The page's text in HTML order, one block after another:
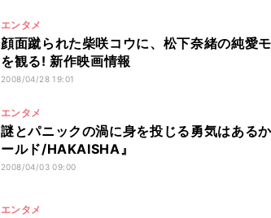
エンタメ
顔面蹴られた柴咲コウに、松下奈緒の純愛
を観る! 新作映画情報
2008/04/28 19:01
エンタメ
謎とパニックの渦に身を投じる勇気はある
ールド/HAKAISHA』
2008/04/03 09:00
エンタメ